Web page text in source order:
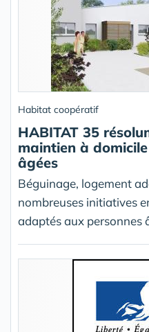
Habitat coopératif
HABITAT 35
maintien à
âgées
Béguinage, logement
nombreuses initiatives
adaptés aux personnes